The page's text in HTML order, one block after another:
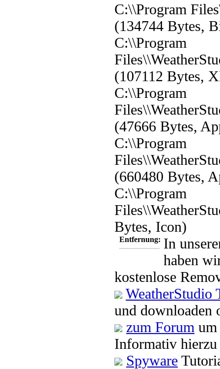
C:\\Program
(134744 Bytes,
C:\\Program
(107112 Bytes,
C:\\Program
(47666 Bytes,
C:\\Program
(660480 Bytes,
C:\\Program
Bytes, Icon)
Entfernung: In
haben
kostenlose
WeatherStudio
und downloaden
zum Forum
Informativ hierzu
Spyware